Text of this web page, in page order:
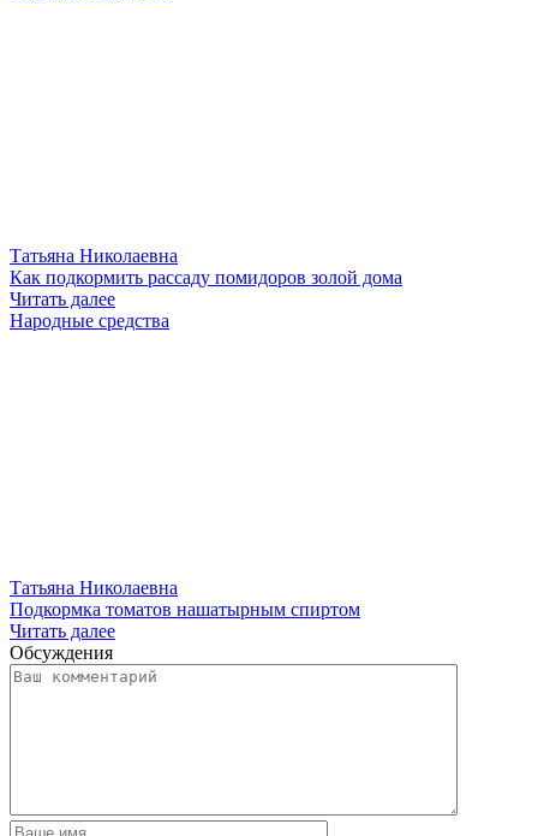
Татьяна Николаевна
Как подкормить рассаду помидоров золой дома
Читать далее
Народные средства
Татьяна Николаевна
Подкормка томатов нашатырным спиртом
Читать далее
Обсуждения